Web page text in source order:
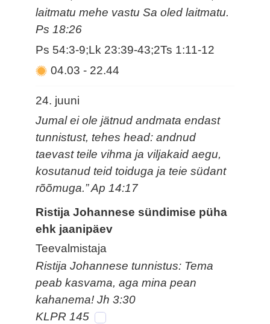
laitmatu mehe vastu Sa oled laitmatu.
Ps 18:26
Ps 54:3-9;Lk 23:39-43;2Ts 1:11-12
04.03- 22.44
24. juuni
Jumal ei ole jätnud andmata endast
tunnistust, tehes head: andnud
taevast teile vihma ja viljakaid aegu,
kosutanud teid toiduga ja teie südant
rõõmuga.” Ap 14:17
Ristija Johannese sündimise püha
ehk jaanipäev
Teevalmistaja
Ristija Johannese tunnistus: Tema
peab kasvama, aga mina pean
kahanema! Jh 3:30
KLPR 145